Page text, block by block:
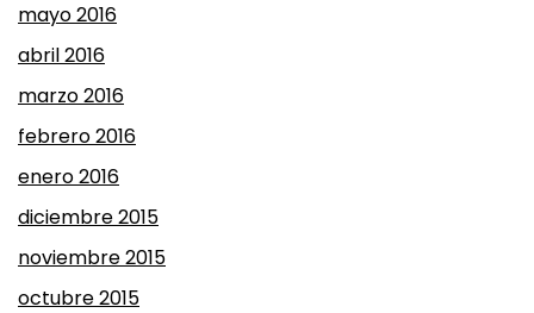
mayo 2016
abril 2016
marzo 2016
febrero 2016
enero 2016
diciembre 2015
noviembre 2015
octubre 2015